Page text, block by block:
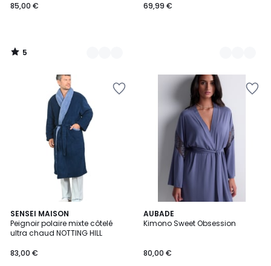
85,00 €
5
/
69,99 €
SENSEI MAISON
Peignoir polaire mixte côtelé
ultra chaud NOTTING HILL
83,00 €
4,6
/ 5
3
Couleurs
AUBADE
Kimono Sweet Obsession
80,00 €